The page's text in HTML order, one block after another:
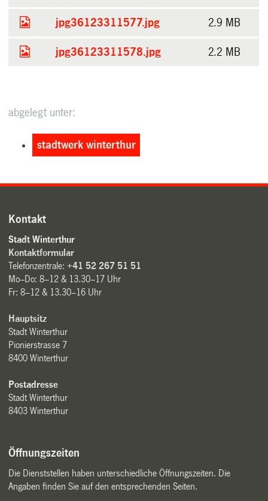
jpg36123311577.jpg 2.9 MB
jpg36123311578.jpg 2.2 MB
abgelegt unter:
stadtwerk winterthur
Kontakt
Stadt Winterthur
Kontaktformular
Telefonzentrale:+41 52 267 51 51
Mo–Do: 8–12 & 13.30–17 Uhr
Fr: 8–12 & 13.30–16 Uhr
Hauptsitz
Stadt Winterthur
Pionierstrasse 7
8400 Winterthur
Postadresse
Stadt Winterthur
8403 Winterthur
Öffnungszeiten
Die Dienststellen haben unterschiedliche Öffnungszeiten. Die
Angaben finden Sie auf den entsprechenden Seiten.